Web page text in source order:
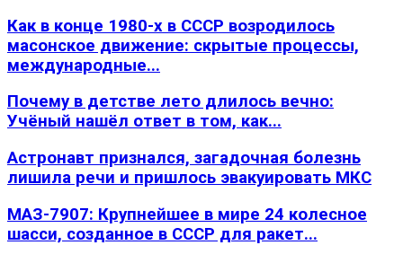
Как в конце 1980-х в СССР возродилось
масонское движение: скрытые процессы,
международные...
Почему в детстве лето длилось вечно:
Учёный нашёл ответ в том, как...
Астронавт признался, загадочная болезнь
лишила речи и пришлось эвакуировать МКС
МАЗ-7907: Крупнейшее в мире 24 колесное
шасси, созданное в СССР для ракет...